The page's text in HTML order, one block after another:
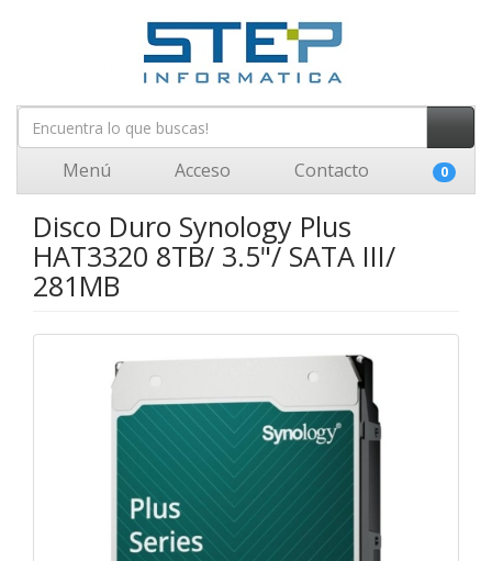
Menú Acceso Contacto 0
Disco Duro Synology Plus
HAT3320 8TB/ 3.5"/ SATA III/
281MB